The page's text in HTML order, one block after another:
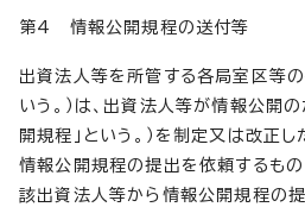
第4 情報公開規程の送付等
出資法人等を所管する各局室区等の
いう。）は、出資法人等が情報公開
開規程」という。）を制定又は改正
情報公開規程の提出を依頼するもの
該出資法人等から情報公開規程の